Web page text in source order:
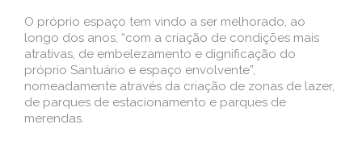
O próprio espaço tem vindo a ser melhorado, ao
longo dos anos, “com a criação de condições mais
atrativas, de embelezamento e dignificação do
próprio Santuário e espaço envolvente”,
nomeadamente através da criação de zonas de lazer,
de parques de estacionamento e parques de
merendas.